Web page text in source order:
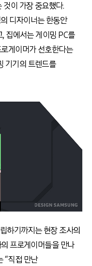
이 가장 중요했다.
디자이너는 한동안
집에서는 게이밍 PC를
게이머가 선호한다는
기기의 트렌드를
하기까지는 현장 조사의
프로게이머들을 만나
“직접 만난